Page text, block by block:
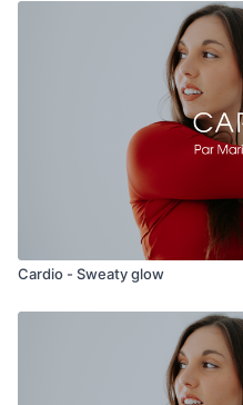
Cardio - Sweaty glow